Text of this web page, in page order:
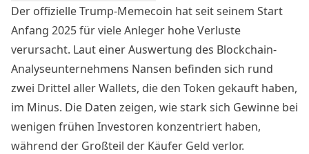
Der offizielle Trump-Memecoin hat seit seinem Start
Anfang 2025 für viele Anleger hohe Verluste
verursacht. Laut einer Auswertung des Blockchain-
Analyseunternehmens Nansen befinden sich rund
zwei Drittel aller Wallets, die den Token gekauft haben,
im Minus. Die Daten zeigen, wie stark sich Gewinne bei
wenigen frühen Investoren konzentriert haben,
während der Großteil der Käufer Geld verlor.